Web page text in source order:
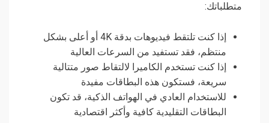
متطلباتك:
إذا كنت تلتقط فيديوهات بدقة 4K أو أعلى بشكل
منتظم، فقد تستفيد من السرعات العالية
إذا كنت تستخدم الكاميرا لالتقاط صور متتالية
سريعة، فستكون هذه البطاقات مفيدة
للاستخدام العادي في الهواتف الذكية، قد تكون
البطاقات التقليدية كافية وأكثر اقتصادية